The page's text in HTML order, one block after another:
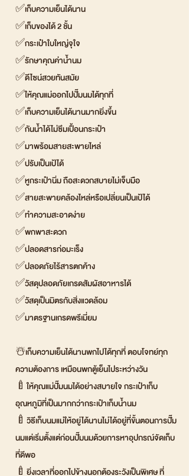
✅เก็บความเย็นได้นาน
✅เก็บของได้ 2 ชั้น
✅กระเป๋าใบใหญ่จุใจ
✅รักษาคุณค่าน้ำนม
✅ดีไซน์สวยทันสมัย
✅ให้คุณแม่ออกไปปั๊มนมได้ทุกที่
✅เก็บความเย็นได้นานมากยิ่งขึ้น
✅กันน้ำได้ไม่ซึมเปื้อนกระเป๋า
✅มาพร้อมสายสะพายไหล่
✅ปรับเป็นเป้ได้
✅หูกระเป๋านิ่ม ถือสะดวกสบายไม่เจ็บมือ
✅สายสะพายคล้องไหล่หรือเปลี่ยนเป็นเป้ได้
✅ทำความสะอาดง่าย
✅พกพาสะดวก
✅ปลอดสารก่อมะเร็ง
✅ปลอดภัยไร้สารตกค้าง
✅วัสดุปลอดภัยเกรดสัมผัสอาหารได้
✅วัสดุเป็นมิตรกับสิ่งแวดล้อม
✅มาตรฐานเกรดพรีเมี่ยม
☃️เก็บความเย็นได้นานพกไปได้ทุกที่ ตอบโจทย์ทุก
ความต้องการ เหมือนพกตู้เย็นไประหว่างวัน
🍼ให้คุณแม่ปั๊มนมได้อย่างสบายใจ กระเป๋าเก็บ
อุณหภูมิที่เป็นมากกว่ากระเป๋าเก็บน้ำนม
🍼วิธีเก็บนมแม่ให้อยู่ได้นานไม่ได้อยู่ที่ขั้นตอนการปั๊ม
นมแต่เริ่มตั้งแต่ก่อนปั๊มนมด้วยการหาอุปกรณ์จัดเก็บ
ที่ดีพอ
🍼ยิ่งเวลาที่ออกไปข้างนอกต้องระวังเป็นพิเศษ ที่